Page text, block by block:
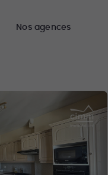
Nos agences